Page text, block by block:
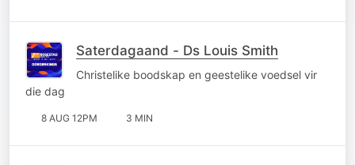
Saterdagaand - Ds Louis Smith
Christelike boodskap en geestelike voedsel vir
die dag
8 AUG 12PM 3 MIN